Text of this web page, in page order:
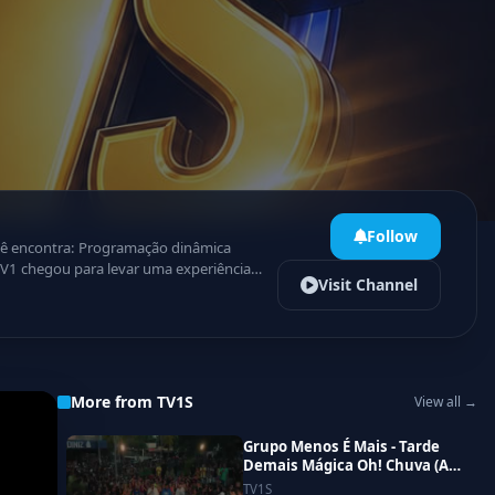
Follow
Visit Channel
More from TV1S View all →
Grupo Menos É Mais - Tarde
Demais Mágica Oh! Chuva (Ao
Vivo)
TV1S